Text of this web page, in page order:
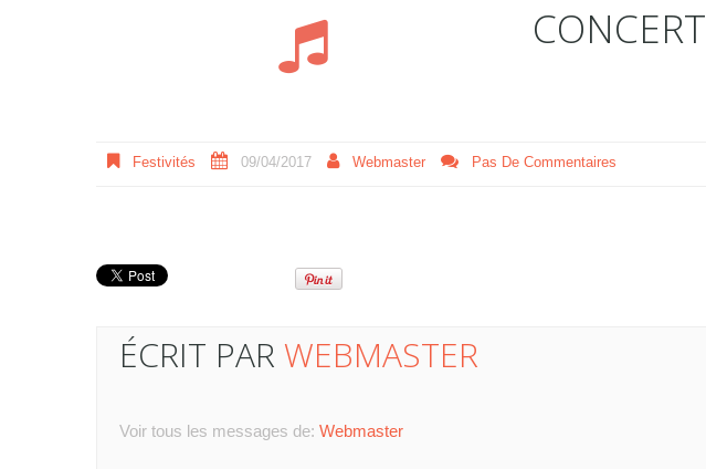
CONCERT
Festivités 09/04/2017 Webmaster Pas De Commentaires
ÉCRIT PAR WEBMASTER
Voir tous les messages de: Webmaster